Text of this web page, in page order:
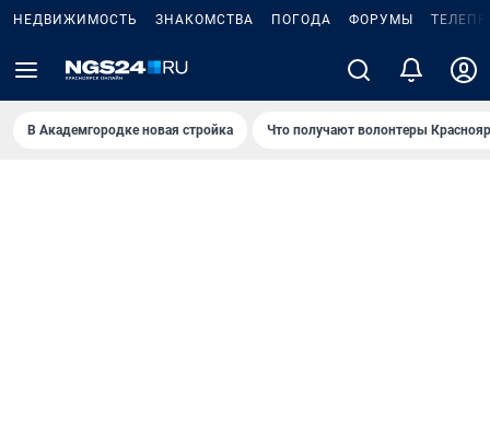
НЕДВИЖИМОСТЬ ЗНАКОМСТВА ПОГОДА ФОРУМЫ
В Академгородке новая стройка Что получают волонтеры